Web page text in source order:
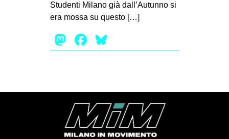
AMBIENTE
ANTIFASCISMO
DIRITTO ALL’ABITARE
PRECARIATO
REPRESSIONE
STUDENTI
Studenti Milano già dall’Autunno si
era mossa su questo […]
Mastodon
Facebook